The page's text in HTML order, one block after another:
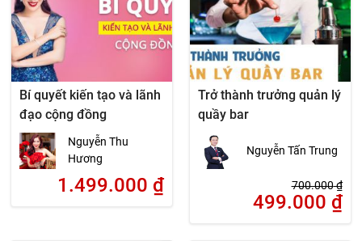
Bí quyết kiến tạo và lãnh
đạo cộng đồng
Nguyễn Thu
Hương
1.499.000 ₫
Trở thành trưởng quản lý
quầy bar
Nguyễn Tấn Trung
700.000₫
499.000 ₫